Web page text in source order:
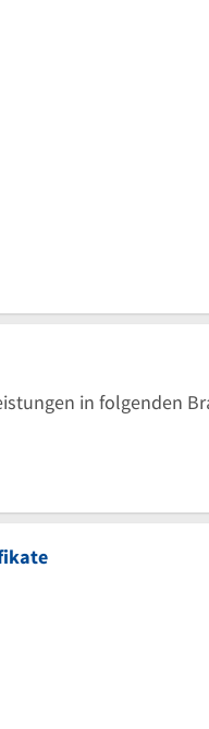
in folgenden